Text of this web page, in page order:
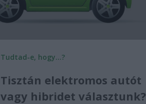
Tudtad-e, hogy...?
Tisztán elektromos autót
vagy hibridet választunk?